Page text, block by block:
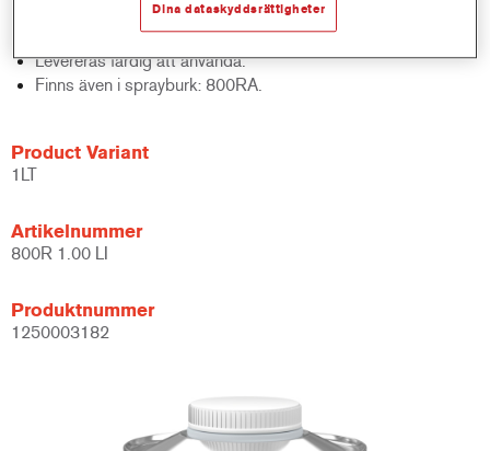
Line PowerTints.
Kan appliceras direkt på avfettad, obehandlad plast.
Levereras färdig att använda.
Finns även i sprayburk: 800RA.
Product Variant
1LT
Artikelnummer
800R 1.00 LI
Produktnummer
1250003182
Dina dataskyddsrättigheter